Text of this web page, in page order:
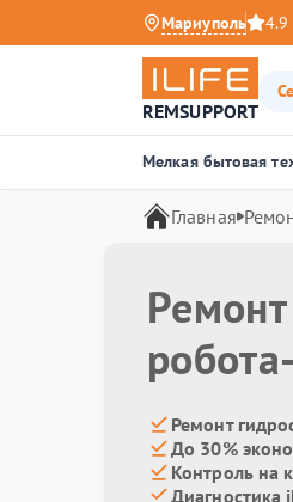
Мариуполь 4.9
REMSUPPORT
Мелкая бытовая
Главная
Ремонт
До 30%
Контроль на
Диагностика